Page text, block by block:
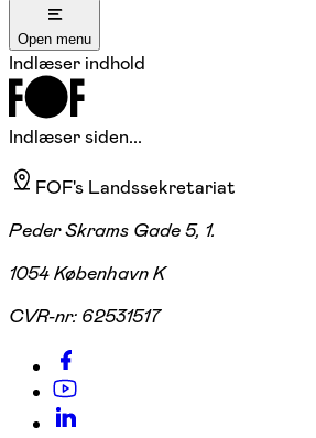
Open menu
Indlæser indhold
Indlæser siden...
FOF's Landssekretariat
Peder Skrams Gade 5, 1.
1054 København K
CVR-nr: 62531517